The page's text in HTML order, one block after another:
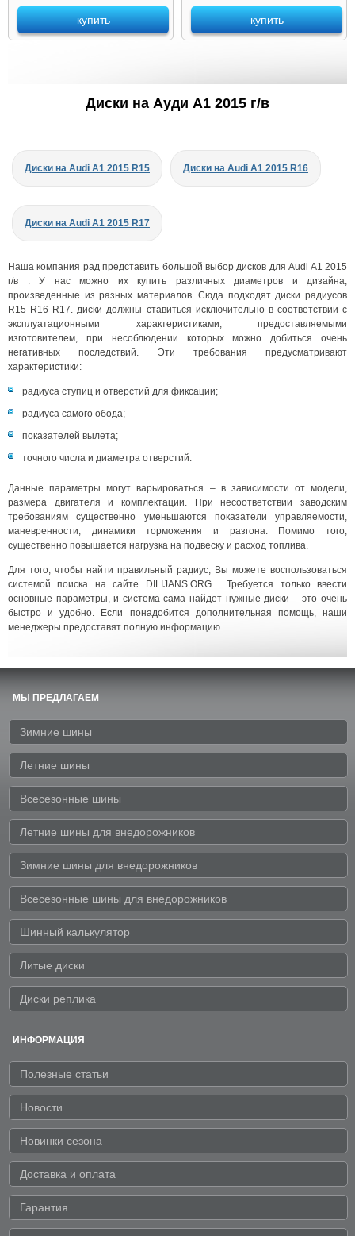
купить купить
Диски на Ауди A1 2015 г/в
Диски на Audi A1 2015 R15 Диски на Audi A1 2015 R16
Диски на Audi A1 2015 R17
Наша компания рад представить большой выбор дисков для Audi A1 2015
г/в . У нас можно их купить различных диаметров и дизайна,
произведенные из разных материалов. Сюда подходят диски радиусов
R15 R16 R17. диски должны ставиться исключительно в соответствии с
эксплуатационными характеристиками, предоставляемыми
изготовителем, при несоблюдении которых можно добиться очень
негативных последствий. Эти требования предусматривают
характеристики:
радиуса ступиц и отверстий для фиксации;
радиуса самого обода;
показателей вылета;
точного числа и диаметра отверстий.
Данные параметры могут варьироваться – в зависимости от модели,
размера двигателя и комплектации. При несоответствии заводским
требованиям существенно уменьшаются показатели управляемости,
маневренности, динамики торможения и разгона. Помимо того,
существенно повышается нагрузка на подвеску и расход топлива.
Для того, чтобы найти правильный радиус, Вы можете воспользоваться
системой поиска на сайте DILIJANS.ORG . Требуется только ввести
основные параметры, и система сама найдет нужные диски – это очень
быстро и удобно. Если понадобится дополнительная помощь, наши
менеджеры предоставят полную информацию.
МЫ ПРЕДЛАГАЕМ
Зимние шины
Летние шины
Всесезонные шины
Летние шины для внедорожников
Зимние шины для внедорожников
Всесезонные шины для внедорожников
Шинный калькулятор
Литые диски
Диски реплика
ИНФОРМАЦИЯ
Полезные статьи
Новости
Новинки сезона
Доставка и оплата
Гарантия